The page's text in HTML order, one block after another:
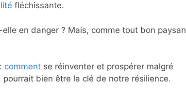
fléchissante.
en danger ? Mais, comme tout bon paysan
comment se réinventer et prospérer malgré
bien être la clé de notre résilience.